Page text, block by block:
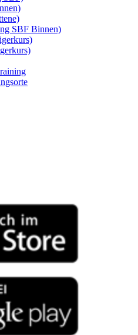
SBF Binnen)